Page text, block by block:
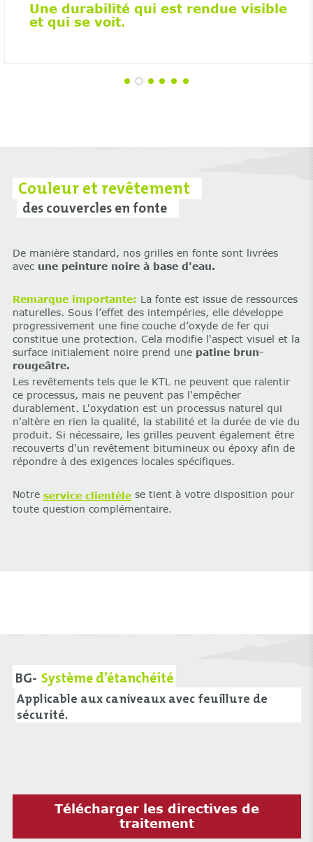
Une durabilité qui est rendue visible
et qui se voit.
Couleur et revêtement
des couvercles en fonte
De manière standard, nos grilles en fonte sont livrées
avec une peinture noire à base d'eau.
Remarque importante: ‌La fonte est issue de ressources
naturelles. Sous l’effet des intempéries, elle développe
progressivement une fine couche d’oxyde de fer qui
constitue une protection. Cela modifie l'aspect visuel et la
surface initialement noire prend une patine brun-
rougeâtre.
Les revêtements tels que le KTL ne peuvent que ralentir
ce processus, mais ne peuvent pas l'empêcher
durablement. L'oxydation est un processus naturel qui
n'altère en rien la qualité, la stabilité et la durée de vie du
produit. Si nécessaire, les grilles peuvent également être
recouverts d'un revêtement bitumineux ou époxy afin de
répondre à des exigences locales spécifiques.
Notre service clientèlese tient à votre disposition pour
toute question complémentaire.
BG- Système d’étanchéité
Applicable aux caniveaux avec feuillure de
sécurité.
Télécharger les directives de
traitement